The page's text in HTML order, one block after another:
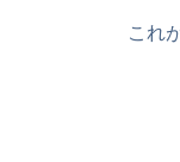
これ